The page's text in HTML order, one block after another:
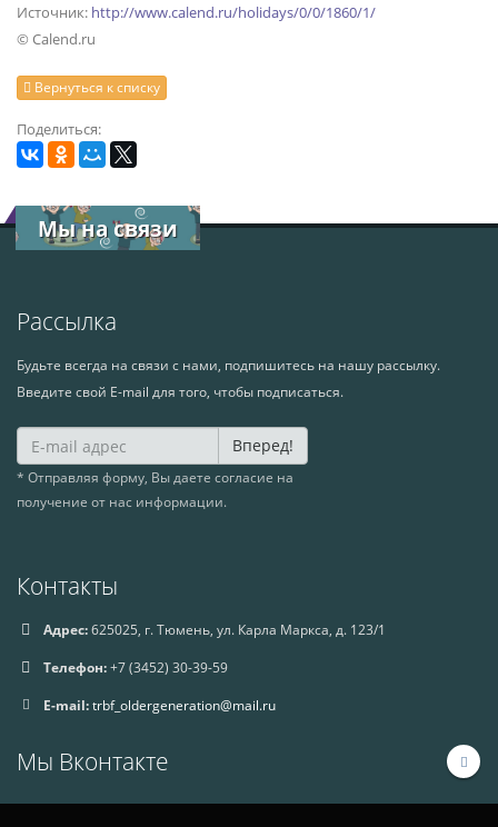
Источник: http://www.calend.ru/holidays/0/0/1860/1/
© Calend.ru
Вернуться к списку
Поделиться:
Мы на связи
Рассылка
Будьте всегда на связи с нами, подпишитесь на нашу рассылку.
Введите свой E-mail для того, чтобы подписаться.
Вперед!
* Отправляя форму, Вы даете согласие на
получение от нас информации.
Контакты
Адрес:625025, г. Тюмень, ул. Карла Маркса, д. 123/1
Телефон:+7 (3452) 30-39-59
E-mail:trbf_oldergeneration@mail.ru
Мы Вконтакте